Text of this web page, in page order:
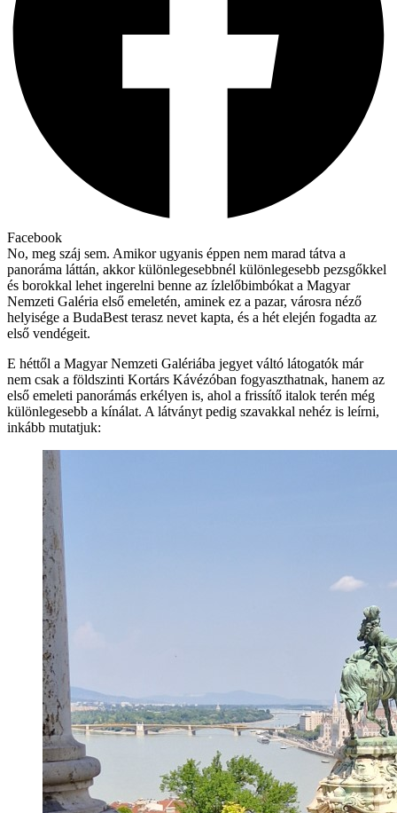
Facebook
No, meg száj sem. Amikor ugyanis éppen nem marad tátva a
panoráma láttán, akkor különlegesebbnél különlegesebb pezsgőkkel
és borokkal lehet ingerelni benne az ízlelőbimbókat a Magyar
Nemzeti Galéria első emeletén, aminek ez a pazar, városra néző
helyisége a BudaBest terasz nevet kapta, és a hét elején fogadta az
első vendégeit.
E héttől a Magyar Nemzeti Galériába jegyet váltó látogatók már
nem csak a földszinti Kortárs Kávézóban fogyaszthatnak, hanem az
első emeleti panorámás erkélyen is, ahol a frissítő italok terén még
különlegesebb a kínálat. A látványt pedig szavakkal nehéz is leírni,
inkább mutatjuk: